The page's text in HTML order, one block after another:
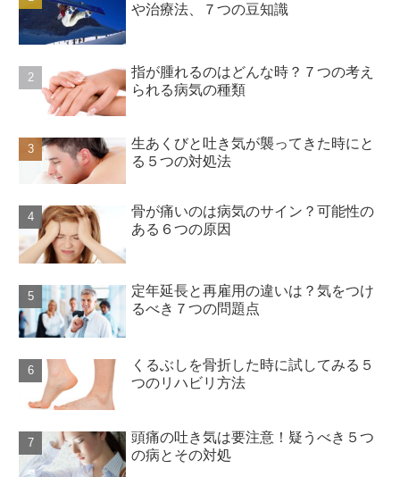
や治療法、７つの豆知識
指が腫れるのはどんな時？７つの考え
られる病気の種類
生あくびと吐き気が襲ってきた時にと
る５つの対処法
骨が痛いのは病気のサイン？可能性の
ある６つの原因
定年延長と再雇用の違いは？気をつけ
るべき７つの問題点
くるぶしを骨折した時に試してみる５
つのリハビリ方法
頭痛の吐き気は要注意！疑うべき５つ
の病とその対処